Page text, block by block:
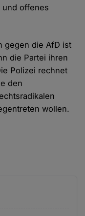
offenes
gegen die AfD ist
die Partei ihren
Polizei rechnet
den
wollen.